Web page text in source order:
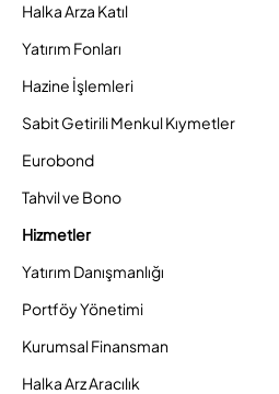
Halka Arza Katıl
Yatırım Fonları
Hazine İşlemleri
Sabit Getirili Menkul Kıymetler
Eurobond
Tahvil ve Bono
Hizmetler
Yatırım Danışmanlığı
Portföy Yönetimi
Kurumsal Finansman
Halka Arz Aracılık